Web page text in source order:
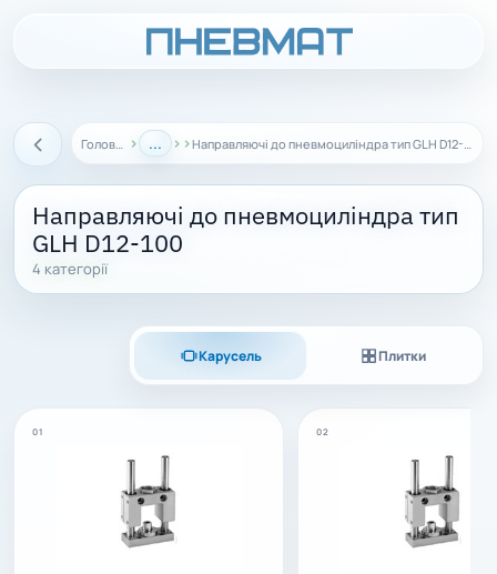
Назад › ... › ›
Направляючі до пневмоциліндра тип
GLH D12-100
4 категорії
Карусель Плитки
01 02